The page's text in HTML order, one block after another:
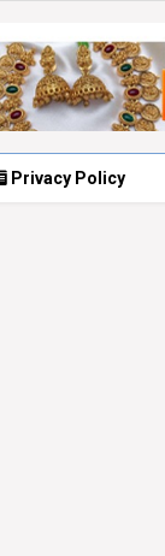
Privacy Policy